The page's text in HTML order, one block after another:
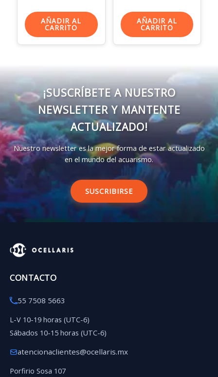
AÑADIR AL
CARRITO
AÑADIR AL
CARRITO
¡SUSCRÍBETE A NUESTRO
NEWSLETTER Y MANTENTE
ACTUALIZADO!
Nuestro newsletter es la mejor forma de estar actualizado
en el mundo del acuarismo.
SUSCRIBIRSE
CONTACTO
55 7508 5663
L-V 10-19 horas (UTC-6)
Sábados 10-15 horas (UTC-6)
atencionaclientes@ocellaris.mx
Porfirio Sosa 107